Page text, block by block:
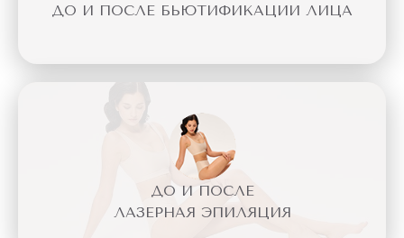
ДО И ПОСЛЕ БЬЮТИФИКАЦИИ ЛИЦА
ДО И ПОСЛЕ
ЛАЗЕРНАЯ ЭПИЛЯЦИЯ